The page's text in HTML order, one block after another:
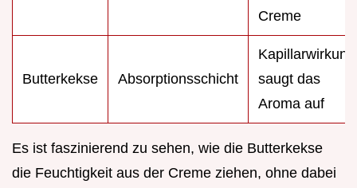
Creme
Butterkekse Absorptionsschicht
Kapillarwirkung
saugt das
Aroma auf
Es ist faszinierend zu sehen, wie die Butterkekse
die Feuchtigkeit aus der Creme ziehen, ohne dabei